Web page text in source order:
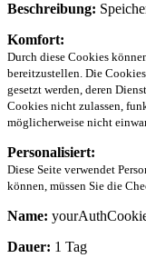
Beschreibung:
Komfort:
Durch diese Cookies
bereitzustellen. Die
gesetzt werden, deren
Cookies nicht zulassen,
möglicherweise nicht
Personalisiert:
Diese Seite verwendet
können, müssen Sie die
Name:
Dauer: 1 Tag